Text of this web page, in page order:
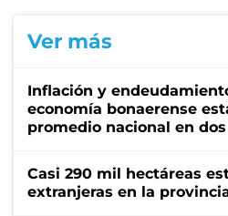
Ver más
Inflación y
economía bonaerense
promedio nacional en
Casi 290 mil hectáreas
extranjeras en la